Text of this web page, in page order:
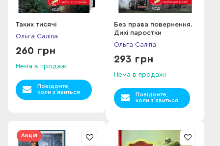
Таких тисячі
Ольга Саліпа
260 грн
Нема в продажі
Повідомте,
коли з`явиться
Без права повернення.
Дикі паростки
Ольга Саліпа
293 грн
Нема в продажі
Повідомте,
коли з`явиться
Акція